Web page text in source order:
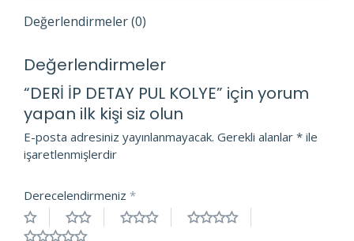
Değerlendirmeler (0)
Değerlendirmeler
“DERİ İP DETAY PUL KOLYE” için yorum
yapan ilk kişi siz olun
E-posta adresiniz yayınlanmayacak. Gerekli alanlar * ile
işaretlenmişlerdir
Derecelendirmeniz *